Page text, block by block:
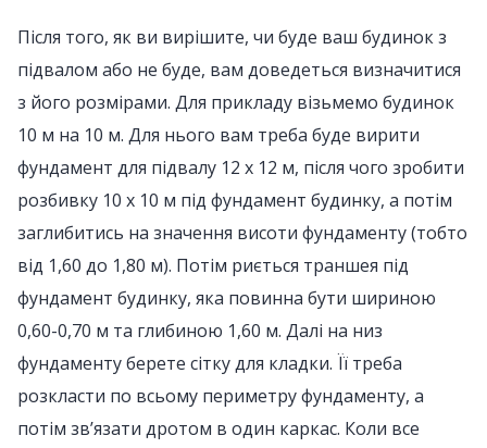
Після того, як ви вирішите, чи буде ваш будинок з
підвалом або не буде, вам доведеться визначитися
з його розмірами. Для прикладу візьмемо будинок
10 м на 10 м. Для нього вам треба буде вирити
фундамент для підвалу 12 x 12 м, після чого зробити
розбивку 10 x 10 м під фундамент будинку, а потім
заглибитись на значення висоти фундаменту (тобто
від 1,60 до 1,80 м). Потім риється траншея під
фундамент будинку, яка повинна бути шириною
0,60-0,70 м та глибиною 1,60 м. Далі на низ
фундаменту берете сітку для кладки. Її треба
розкласти по всьому периметру фундаменту, а
потім зв’язати дротом в один каркас. Коли все